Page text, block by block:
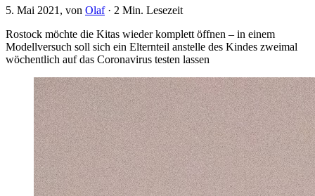
5. Mai 2021 , von Olaf· 2 Min. Lesezeit
Rostock möchte die Kitas wieder komplett öffnen – in einem
Modellversuch soll sich ein Elternteil anstelle des Kindes zweimal
wöchentlich auf das Coronavirus testen lassen